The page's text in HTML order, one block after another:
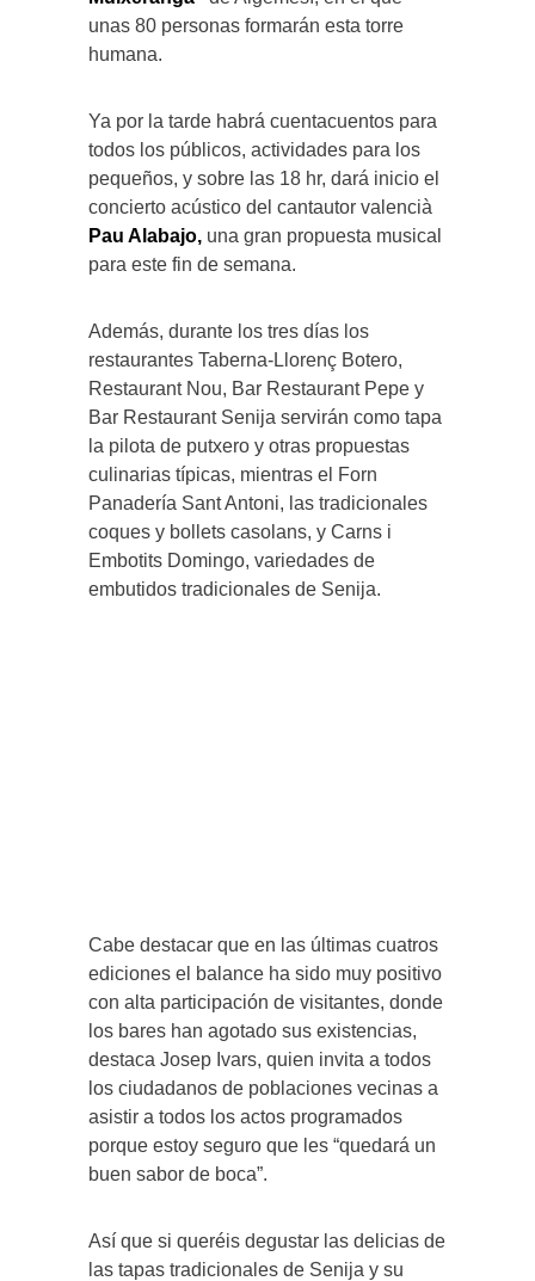
unas 80 personas formarán esta torre
humana.
Ya por la tarde habrá cuentacuentos para
todos los públicos, actividades para los
pequeños, y sobre las 18 hr, dará inicio el
concierto acústico del cantautor valencià
Pau Alabajo, una gran propuesta musical
para este fin de semana.
Además, durante los tres días los
restaurantes Taberna-Llorenç Botero,
Restaurant Nou, Bar Restaurant Pepe y
Bar Restaurant Senija servirán como tapa
la pilota de putxero y otras propuestas
culinarias típicas, mientras el Forn
Panadería Sant Antoni, las tradicionales
coques y bollets casolans, y Carns i
Embotits Domingo, variedades de
embutidos tradicionales de Senija.
Cabe destacar que en las últimas cuatros
ediciones el balance ha sido muy positivo
con alta participación de visitantes, donde
los bares han agotado sus existencias,
destaca Josep Ivars, quien invita a todos
los ciudadanos de poblaciones vecinas a
asistir a todos los actos programados
porque estoy seguro que les “quedará un
buen sabor de boca”.
Así que si queréis degustar las delicias de
las tapas tradicionales de Senija y su